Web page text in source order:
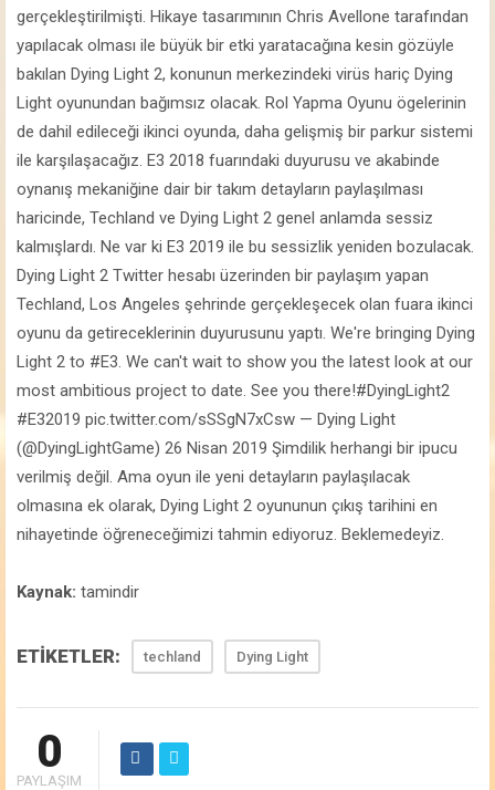
gerçekleştirilmişti. Hikaye tasarımının Chris Avellone tarafından
yapılacak olması ile büyük bir etki yaratacağına kesin gözüyle
bakılan Dying Light 2, konunun merkezindeki virüs hariç Dying
Light oyunundan bağımsız olacak. Rol Yapma Oyunu ögelerinin
de dahil edileceği ikinci oyunda, daha gelişmiş bir parkur sistemi
ile karşılaşacağız. E3 2018 fuarındaki duyurusu ve akabinde
oynanış mekaniğine dair bir takım detayların paylaşılması
haricinde, Techland ve Dying Light 2 genel anlamda sessiz
kalmışlardı. Ne var ki E3 2019 ile bu sessizlik yeniden bozulacak.
Dying Light 2 Twitter hesabı üzerinden bir paylaşım yapan
Techland, Los Angeles şehrinde gerçekleşecek olan fuara ikinci
oyunu da getireceklerinin duyurusunu yaptı. We're bringing Dying
Light 2 to #E3. We can't wait to show you the latest look at our
most ambitious project to date. See you there!#DyingLight2
#E32019 pic.twitter.com/sSSgN7xCsw — Dying Light
(@DyingLightGame) 26 Nisan 2019 Şimdilik herhangi bir ipucu
verilmiş değil. Ama oyun ile yeni detayların paylaşılacak
olmasına ek olarak, Dying Light 2 oyununun çıkış tarihini en
nihayetinde öğreneceğimizi tahmin ediyoruz. Beklemedeyiz.
Kaynak: tamindir
ETİKETLER: techland Dying Light
0
PAYLAŞIM